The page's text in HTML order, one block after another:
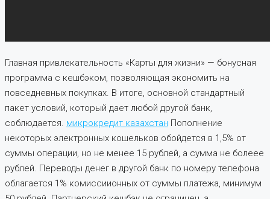
Главная привлекательность «Карты для жизни» — бонусная
программа с кешбэком, позволяющая экономить на
повседневных покупках. В итоге, основной стандартный
пакет условий, который дает любой другой банк,
соблюдается. микрокредит казахстан Пополнение
некоторых электронных кошельков обойдется в 1,5% от
суммы операции, но не менее 15 рублей, а сумма не болеее
рублей. Переводы денег в другой банк по номеру телефона
облагается 1% комиссиионных от суммы платежа, минимум